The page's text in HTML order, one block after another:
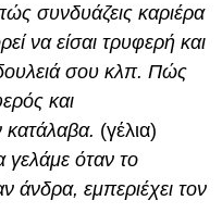
συνδυάζεις καριέρα
να είσαι τρυφερή και
σου κλπ. Πώς
και
κατάλαβα. (γέλια)
όταν το
άνδρα, εμπεριέχει τον